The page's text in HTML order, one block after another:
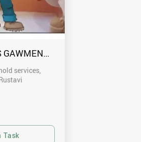
RUSTAVSHI -
services,